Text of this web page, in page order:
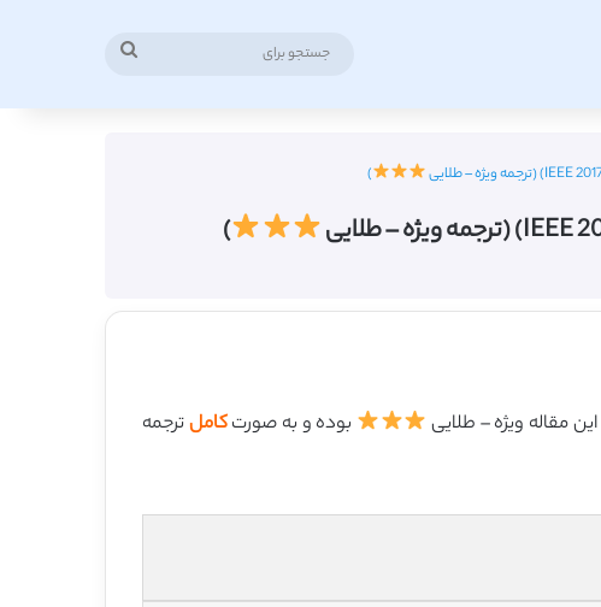
)
)
بوده و به صورتکاملترجمه